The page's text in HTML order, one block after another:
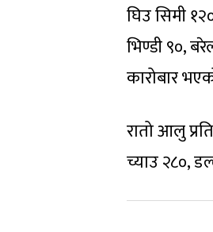
घिउ सिमी
भिण्डी ९०,
कारोबार
रातो आलु
च्याउ २८०,